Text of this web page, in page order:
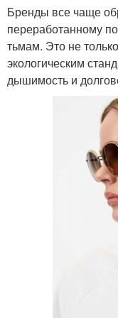
Бренды все чаще
переработанному
тьмам. Это не
экологическим
дышимость и